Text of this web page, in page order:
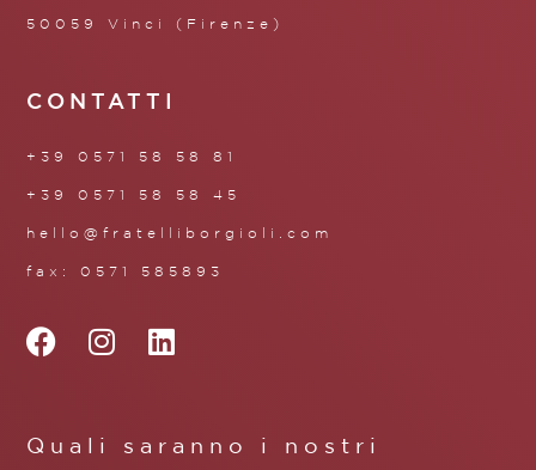
50059 Vinci (Firenze)
CONTATTI
+39 0571 58 58 81
+39 0571 58 58 45
hello@fratelliborgioli.com
fax: 0571 585893
Quali saranno i nostri